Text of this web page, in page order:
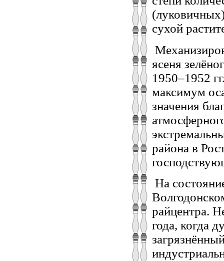
сухой
ясеня
1950–1952
максимум
значения
района в
На
райцентра.
года, когда